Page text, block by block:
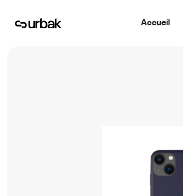
Accueil